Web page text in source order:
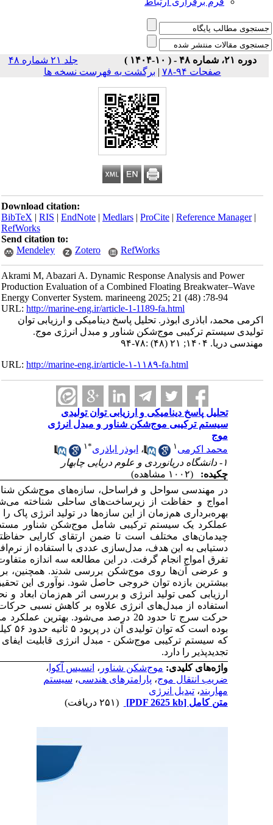
راهکاری کارآمد برای کاهش انرژی
توسعه فناوری‌های نوین امکان
فراهم کرده است. هدف پژوهش حاضر بررسی
با مبدل‌های انرژی موج در ابعاد و
تولید انرژی نیز ارزیابی شود. برای
انسیس آکوامبتنی بر تئوری پتانسیل و تحلیل
بویه‌های مبدل انرژی و دو نوع آرایشطولی
ضریب میرایی بهینه محاسبه شد تا
ترکیب تحلیل دینامیکی موج‌شکن شناور با
استقرار مبدل‌ها است. یافته‌ها نشان داد که
و هیو، در برخی چیدمان‌ها موجب افزایش
به بویه با قطر۵/۱ متر در چیدمان طولی
برآورد شد. در مجموع، نتایج نشان می‌دهد
دوگانه در حفاظت سواحل و تولید انرژی